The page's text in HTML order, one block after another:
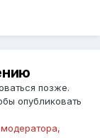
позже.
опубликовать